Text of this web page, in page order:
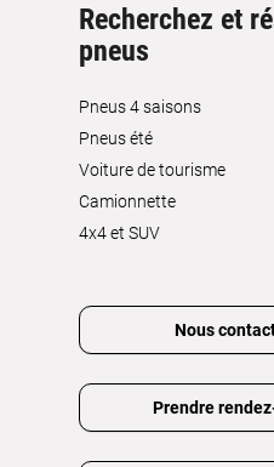
Recherchez et
pneus
Pneus 4 saisons
Pneus été
Voiture de tourisme
Camionnette
4x4 et SUV
Nous
Prendre